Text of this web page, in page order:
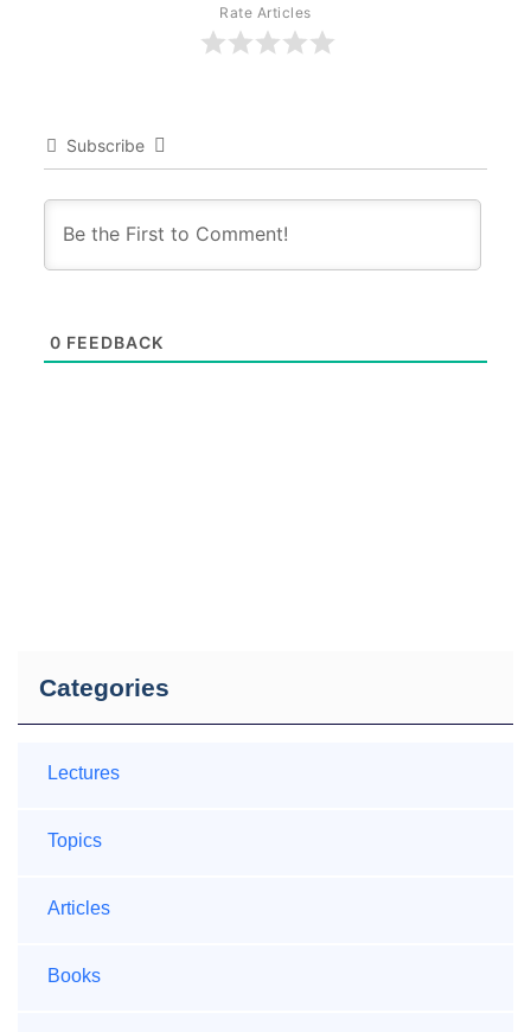
Rate Articles
Subscribe
0 FEEDBACK
Categories
Lectures
Topics
Articles
Books